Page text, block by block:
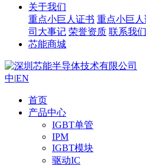
关于我们
重点小巨人证书 重点小巨人
司大事记 荣誉资质 联系我们
芯能商城
中|EN
首页
产品中心
IGBT单管
IPM
IGBT模块
驱动IC